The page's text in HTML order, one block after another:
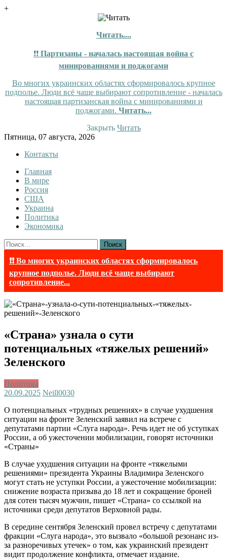
+
Читать....
❗❗ Партизаны - началась настоящая война с
минированиями и поджогами
Во многих украинских областях сформировалось крупное
подполье. Люди всё чаще выбирают сопротивление - началась
настоящая партизанская война с минированиями и
поджогами. Читать...
Закрыть Читать
Skip
content
Пятница, 07 августа, 2026
Контакты
Tewi
Tewi — Новости
Главная
В мире
Россия
США
Украина
Политика
Экономика
Найти:
❗❗ Во многих украинских областях сформировалось
крупное подполье. Люди всё чаще выбирают
сопротивление...
«Страна» узнала о сути
потенциальных «тяжелых решений»
Зеленского
Политика
20.09.2025 Neill0030
О потенциальных «трудных решениях» в случае ухудшения
ситуации на фронте Зеленский заявил на встрече с
депутатами партии «Слуга народа». Речь идет не об уступках
России, а об ужесточении мобилизации, говорят источники
«Страны»
В случае ухудшения ситуации на фронте «тяжелыми
решениями» президента Украины Владимира Зеленского
могут стать не уступки России, а ужесточение мобилизации:
снижение возраста призыва до 18 лет и сокращение броней
для сотен тысяч мужчин, пишет «Страна» со ссылкой на
источники среди депутатов Верховной рады.
В середине сентября Зеленский провел встречу с депутатами
фракции «Слуга народа», это вызвало «большой резонанс из-
за разноречивых утечек» о том, как украинский президент
видит продолжение конфликта, отмечает издание.